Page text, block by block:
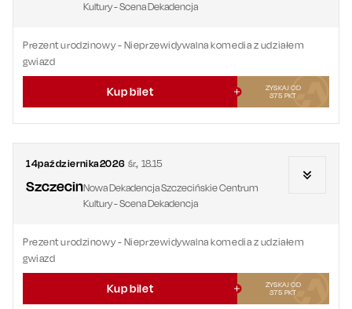
Kultury - Scena Dekadencja
Prezent urodzinowy- Nieprzewidywalna komedia z udziałem
gwiazd
Kup bilet
ZYSKAJ OD
375 PKT
14października2026 śr.,18.15
SzczecinNowa Dekadencja Szczecińskie Centrum
Kultury - Scena Dekadencja
Prezent urodzinowy- Nieprzewidywalna komedia z udziałem
gwiazd
Kup bilet
ZYSKAJ OD
375 PKT